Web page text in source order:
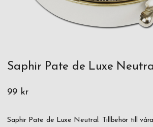
Saphir Pate de Luxe
99 kr
Saphir Pate de Luxe Neutral. Tillbehör till